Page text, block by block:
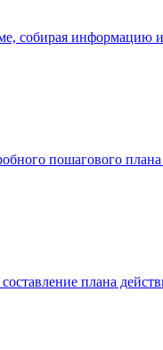
собирая информацию
пошагового
плана